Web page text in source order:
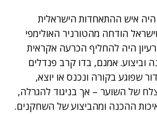
היה איש ההתאחדות הישראלית
הודחה מהטורניר האולימפי
הרעיון היה להחליף הכרעה אקראית
וביצוע. אמנם, בדו קרב פנדלים
שפוגע בקורה ונכנס או יוצא,
של השוער – אך בניגוד להגרלה,
ההכנה ומהביצוע של השחקנים.